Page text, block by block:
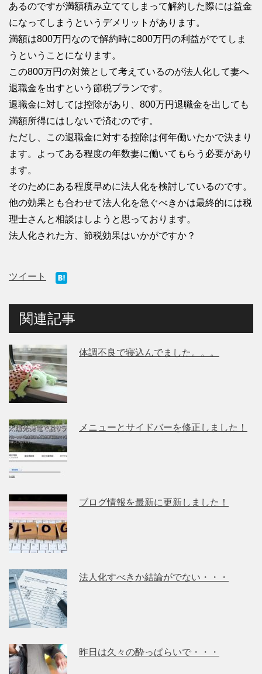
あるのですが満額積み立ててしまって解約した際には益金
になってしまうというデメリットがあります。
満額は800万円なので解約時に800万円の利益がでてしま
うということになります。
この800万円の対策として考えているのが法人化して妻へ
退職金を出すという節税プランです。
退職金に対しては控除があり、800万円退職金を出しても
満額所得にはしないで済むのです。
ただし、この退職金に対する控除は何年働いたかで決まり
ます。よってある程度の年数妻に働いてもらう必要があり
ます。
そのためにある程度早めに法人化を検討しているのです。
他の効果とも合わせて法人化を急ぐべきかは最終的には税
理士さんと相談はしようと思っております。
法人化された方、節税効果はいかがですか？
ツイート
関連記事
体調不良で寝込んでました。。。
メニューとサイドバーを修正しました！
ブログ情報を最新に更新しました！
法人化すべきか結論がでない・・・
昨日は久々の酔っぱらいで・・・